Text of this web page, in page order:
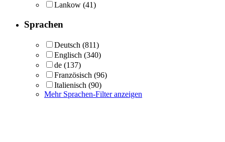
Lankow (41)
Sprachen
Deutsch (811)
Englisch (340)
de (137)
Französisch (96)
Italienisch (90)
Mehr Sprachen-Filter anzeigen